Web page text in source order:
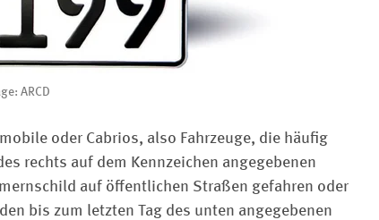
ARCD
oder Cabrios, also Fahrzeuge, die häufig
rechts auf dem Kennzeichen angegebenen
auf öffentlichen Straßen gefahren oder
bis zum letzten Tag des unten angegebenen